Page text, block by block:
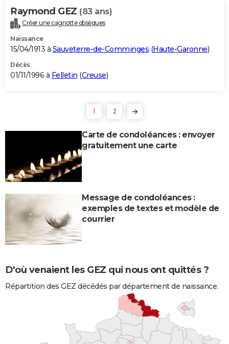
Raymond GEZ (83 ans)
Créer une cagnotte obsèques
Naissance
15/04/1913 à Sauveterre-de-Comminges (Haute-Garonne)
Décès
01/11/1996 à Felletin (Creuse)
1 2
Carte de condoléances : envoyer
gratuitement une carte
Message de condoléances :
exemples de textes et modèle de
courrier
D'où venaient les GEZ qui nous ont quittés ?
Répartition des GEZ décédés par département de naissance.